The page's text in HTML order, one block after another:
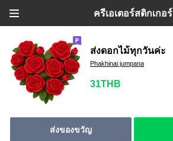
ครีเอเตอร์สติกเกอร์
ส่งดอกไม้ทุกวันค่ะ
Phakhinai jumpana
31THB
ส่งของขวัญ